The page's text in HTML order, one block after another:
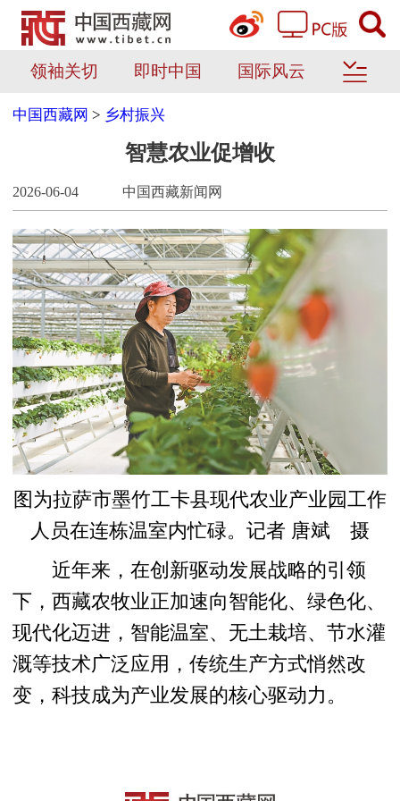
领袖关切 即时中国 国际风云
中国西藏网 > 乡村振兴
智慧农业促增收
2026-06-04 中国西藏新闻网
图为拉萨市墨竹工卡县现代农业产业园工作
人员在连栋温室内忙碌。记者 唐斌 摄
近年来，在创新驱动发展战略的引领
下，西藏农牧业正加速向智能化、绿色化、
现代化迈进，智能温室、无土栽培、节水灌
溉等技术广泛应用，传统生产方式悄然改
变，科技成为产业发展的核心驱动力。